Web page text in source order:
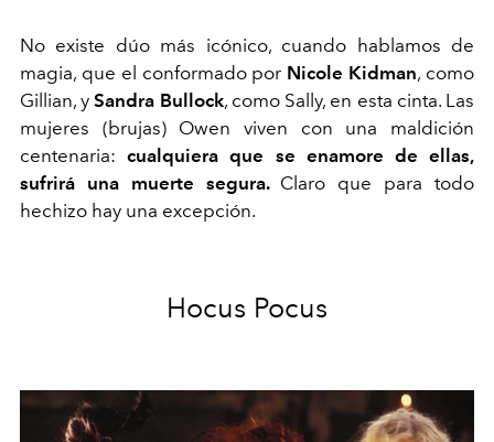
No existe dúo más icónico, cuando hablamos de
magia, que el conformado por Nicole Kidman, como
Gillian, ySandra Bullock, como Sally, en esta cinta. Las
mujeres (brujas) Owen viven con una maldición
centenaria:cualquiera que se enamore de ellas,
sufrirá una muerte segura. Claro que para todo
hechizo hay una excepción.
Hocus Pocus